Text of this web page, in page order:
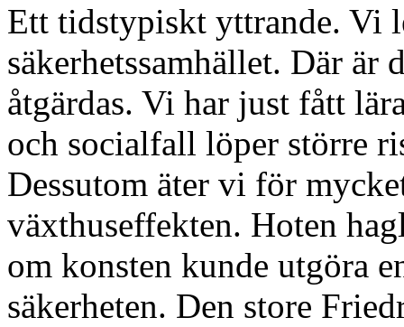
Ett tidstypiskt yttrande. Vi
säkerhetssamhället. Där är
åtgärdas. Vi har just fått
och socialfall löper större
Dessutom äter vi för
växthuseffekten. Hoten
om konsten kunde utgöra
säkerheten. Den store